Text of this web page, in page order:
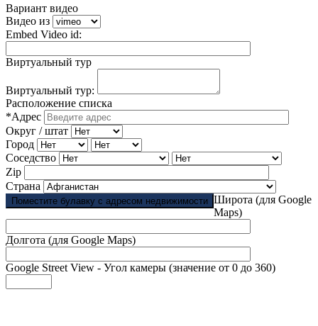
Вариант видео
Видео из
Embed Video id:
Виртуальный тур
Виртуальный тур:
Расположение списка
*Адрес
Округ / штат
Город
Соседство
Zip
Страна
Поместите булавку с адресом недвижимости Широта (для Google
Maps)
Долгота (для Google Maps)
Google Street View - Угол камеры (значение от 0 до 360)